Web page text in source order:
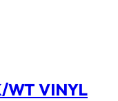
WT VINYL